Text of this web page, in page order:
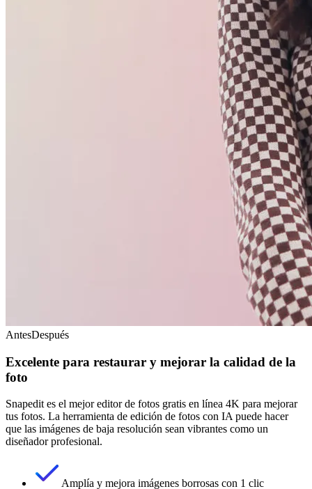
AntesDespués
Excelente para restaurar y mejorar la calidad de la
foto
Snapedit es el mejor editor de fotos gratis en línea 4K para mejorar
tus fotos. La herramienta de edición de fotos con IA puede hacer
que las imágenes de baja resolución sean vibrantes como un
diseñador profesional.
Amplía y mejora imágenes borrosas con 1 clic